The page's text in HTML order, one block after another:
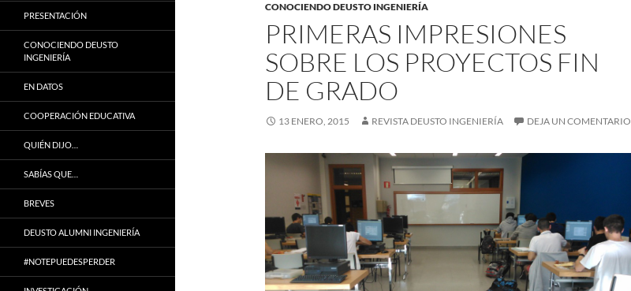
CONOCIENDO DEUSTO INGENIERÍA
PRIMERAS IMPRESIONES
SOBRE LOS PROYECTOS FIN
DE GRADO
13 ENERO, 2015 REVISTA DEUSTO INGENIERÍA DEJA UN COMENTARIO
PRESENTACIÓN
CONOCIENDO DEUSTO
INGENIERÍA
EN DATOS
COOPERACIÓN EDUCATIVA
QUIÉN DIJO…
SABÍAS QUE…
BREVES
DEUSTO ALUMNI INGENIERÍA
#NOTEPUEDESPERDER